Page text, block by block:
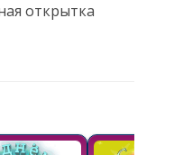
открытка